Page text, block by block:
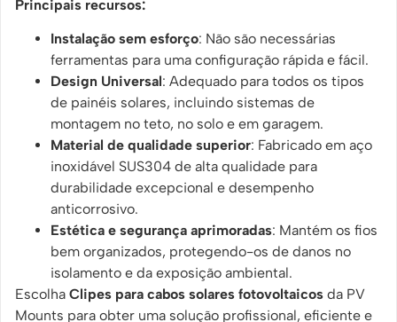
Principais recursos:
Instalação sem esforço: Não são necessárias
ferramentas para uma configuração rápida e fácil.
Design Universal: Adequado para todos os tipos
de painéis solares, incluindo sistemas de
montagem no teto, no solo e em garagem.
Material de qualidade superior: Fabricado em aço
inoxidável SUS304 de alta qualidade para
durabilidade excepcional e desempenho
anticorrosivo.
Estética e segurança aprimoradas: Mantém os fios
bem organizados, protegendo-os de danos no
isolamento e da exposição ambiental.
Escolha Clipes para cabos solares fotovoltaicos da PV
Mounts para obter uma solução profissional, eficiente e